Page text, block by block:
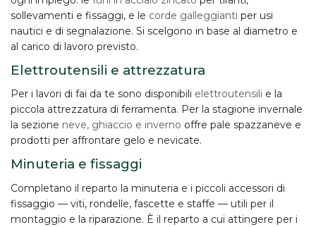
sollevamenti e fissaggi, e le corde galleggianti per usi
nautici e di segnalazione. Si scelgono in base al diametro e
al carico di lavoro previsto.
Elettroutensili e attrezzatura
Per i lavori di fai da te sono disponibili elettroutensili e la
piccola attrezzatura di ferramenta. Per la stagione invernale
la sezione neve, ghiaccio e inverno offre pale spazzaneve e
prodotti per affrontare gelo e nevicate.
Minuteria e fissaggi
Completano il reparto la minuteria e i piccoli accessori di
fissaggio — viti, rondelle, fascette e staffe — utili per il
montaggio e la riparazione. È il reparto a cui attingere per i